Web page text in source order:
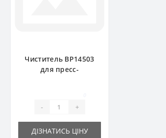
Чиститель BP14503
для пресс-
- +
ДІЗНАТИСЬ ЦІНУ